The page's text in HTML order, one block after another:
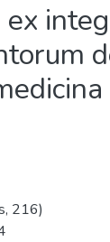
216)